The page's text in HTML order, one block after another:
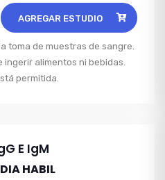
AGREGAR ESTUDIO
toma de muestras de sangre.
ingerir alimentos ni bebidas.
permitida.
E IgM
DIA HABIL